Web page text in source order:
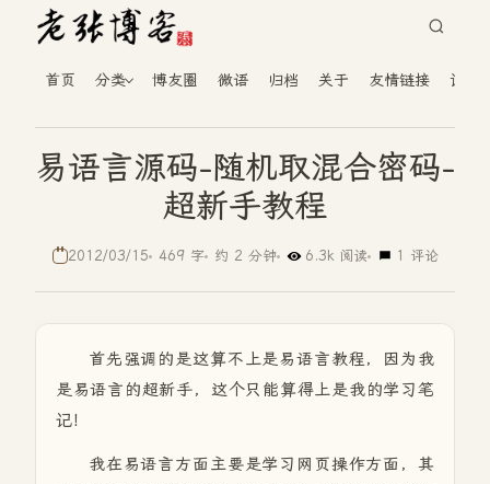
首页 分类 博友圈 微语 归档 关于 友情链接 读者
易语言源码-随机取混合密码-
超新手教程
2012/03/15 469 字 约 2 分钟 6.3k 阅读 1 评论
首先强调的是这算不上是易语言教程，因为我
是易语言的超新手，这个只能算得上是我的学习笔
记！
我在易语言方面主要是学习网页操作方面，其